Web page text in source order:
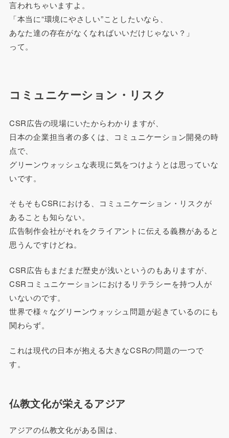
言われちゃいますよ。
「本当に“環境にやさしい”ことしたいなら、
あなた達の存在がなくなればいいだけじゃない？」
って。
コミュニケーション・リスク
CSR広告の現場にいたからわかりますが、
日本の企業担当者の多くは、コミュニケーション開発の時
点で、
グリーンウォッシュな表現に気をつけようとは思っていな
いです。
そもそもCSRにおける、コミュニケーション・リスクが
あることも知らない。
広告制作会社がそれをクライアントに伝える義務があると
思うんですけどね。
CSR広告もまだまだ歴史が浅いというのもありますが、
CSRコミュニケーションにおけるリテラシーを持つ人が
いないのです。
世界で様々なグリーンウォッシュ問題が起きているのにも
関わらず。
これは現代の日本が抱える大きなCSRの問題の一つで
す。
仏教文化が栄えるアジア
アジアの仏教文化がある国は、